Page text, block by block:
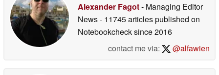
Alexander Fagot- Managing Editor
News- 11745 articles published on
Notebookchecksince 2016
contact me via:
@alfawien